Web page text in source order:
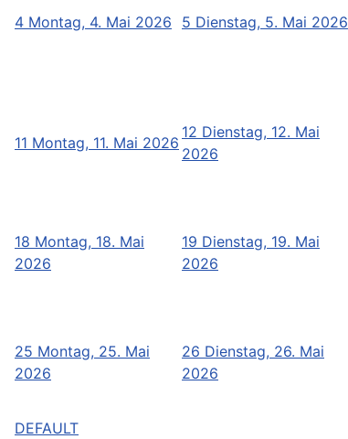
4 Montag, 4. Mai 2026 5 Dienstag, 5. Mai 2026
11 Montag, 11. Mai 2026
12 Dienstag, 12. Mai
2026
18 Montag, 18. Mai
2026
19 Dienstag, 19. Mai
2026
25 Montag, 25. Mai
2026
26 Dienstag, 26. Mai
2026
DEFAULT